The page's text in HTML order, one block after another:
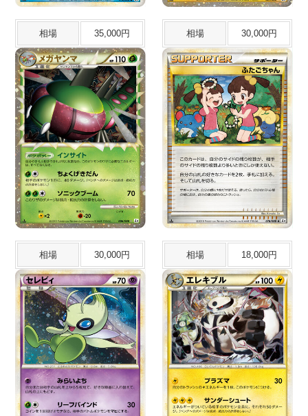
相場 35,000円 相場 30,000円
相場 30,000円 相場 18,000円